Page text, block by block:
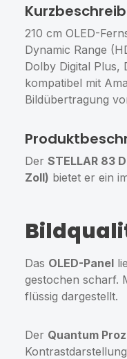
210 cm OLED-
Dynamic Range
Dolby Digital Plus,
kompatibel mit
Bildübertragung
Der STELLAR 83
Zoll) bietet er ein
Das OLED-Panel
gestochen scharf.
flüssig dargestellt.
Der Quantum